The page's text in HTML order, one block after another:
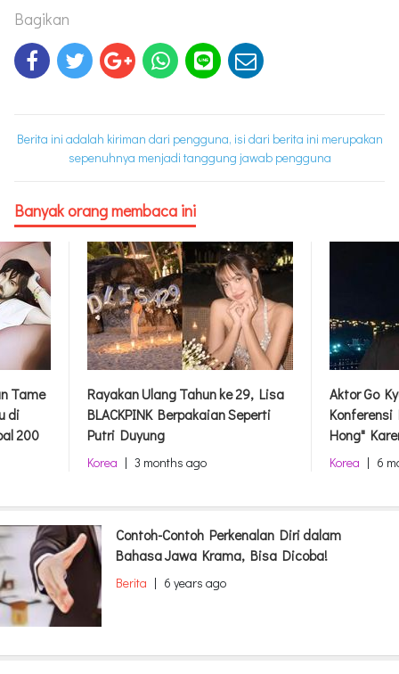
Bagikan
Berita ini adalah kiriman dari pengguna, isi dari berita ini merupakan
sepenuhnya menjadi tanggung jawab pengguna
Banyak orang membaca ini
Tame
di
200
Rayakan Ulang Tahun ke 29, Lisa
BLACKPINK Berpakaian Seperti
Putri Duyung
Korea | 3 months ago
Aktor Go
Konferensi
Hong"
Korea | 6
Contoh-Contoh Perkenalan Diri dalam
Bahasa Jawa Krama, Bisa Dicoba!
Berita | 6 years ago